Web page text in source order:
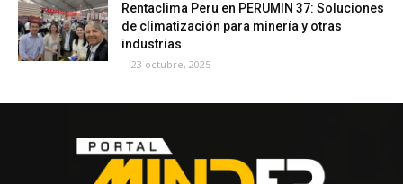
Rentaclima Peru en PERUMIN 37: Soluciones
de climatización para minería y otras
industrias
- 23 octubre, 2025